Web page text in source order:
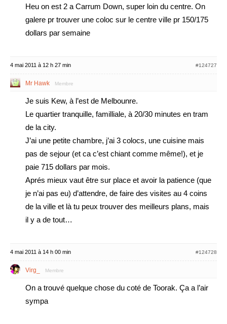
Heu on est 2 a Carrum Down, super loin du centre. On
galere pr trouver une coloc sur le centre ville pr 150/175
dollars par semaine
4 mai 2011 à 12 h 27 min #124727
Mr Hawk Membre
Je suis Kew, à l’est de Melbounre.
Le quartier tranquille, familliale, à 20/30 minutes en tram
de la city.
J’ai une petite chambre, j’ai 3 colocs, une cuisine mais
pas de sejour (et ca c’est chiant comme même!), et je
paie 715 dollars par mois.
Aprés mieux vaut être sur place et avoir la patience (que
je n’ai pas eu) d’attendre, de faire des visites au 4 coins
de la ville et là tu peux trouver des meilleurs plans, mais
il y a de tout…
4 mai 2011 à 14 h 00 min #124728
Virg_ Membre
On a trouvé quelque chose du coté de Toorak. Ça a l’air
sympa